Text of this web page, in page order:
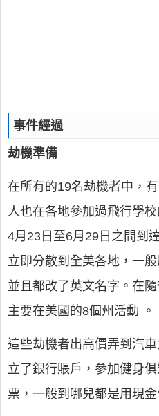
事件經過
劫機準備
在所有的19名劫機者中，
人也在各地參加過飛行學
4月23日至6月29日之間到
立即分散到全美各地，一
並且都改了英文名字。在
主要在美國的8個州活動 。
這些劫機者出高價弄到汽
立了銀行賬戶，參加健身
票，一般到哪兒都是用現金